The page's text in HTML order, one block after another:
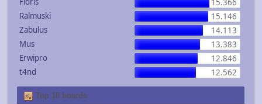
15.366
Ralmuski
15.146
Zabulus
14.113
Mus
13.383
Erwipro
12.846
t4nd
12.562
Top 10 boards